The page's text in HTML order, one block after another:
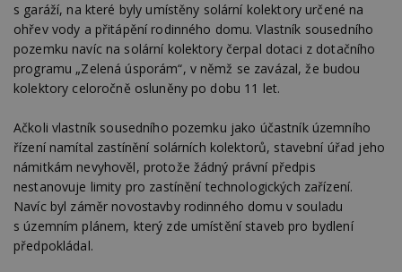
s garáží, na které byly umístěny solární kolektory určené na
ohřev vody a přitápění rodinného domu. Vlastník sousedního
pozemku navíc na solární kolektory čerpal dotaci z dotačního
programu „Zelená úsporám“, v němž se zavázal, že budou
kolektory celoročně osluněny po dobu 11 let.
Ačkoli vlastník sousedního pozemku jako účastník územního
řízení namítal zastínění solárních kolektorů, stavební úřad jeho
námitkám nevyhověl, protože žádný právní předpis
nestanovuje limity pro zastínění technologických zařízení.
Navíc byl záměr novostavby rodinného domu v souladu
s územním plánem, který zde umístění staveb pro bydlení
předpokládal.